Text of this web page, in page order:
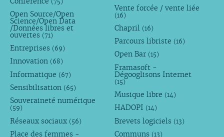
Open Source/Open
Science/Open Data
/Données libres et
ouvertes (71)
Entreprises (69)
Innovation (68)
Informatique (67)
Sensibilisation (65)
Souveraineté numérique
(59)
Réseaux sociaux (56)
Place des femmes -
Vente forcée / vente liée
(16)
Chapril (16)
Parcours libriste (16)
Open Bar (15)
Framasoft -
Dégooglisons Internet
(15)
Musique libre (14)
HADOPI (14)
Brevets logiciels (13)
Communs (13)